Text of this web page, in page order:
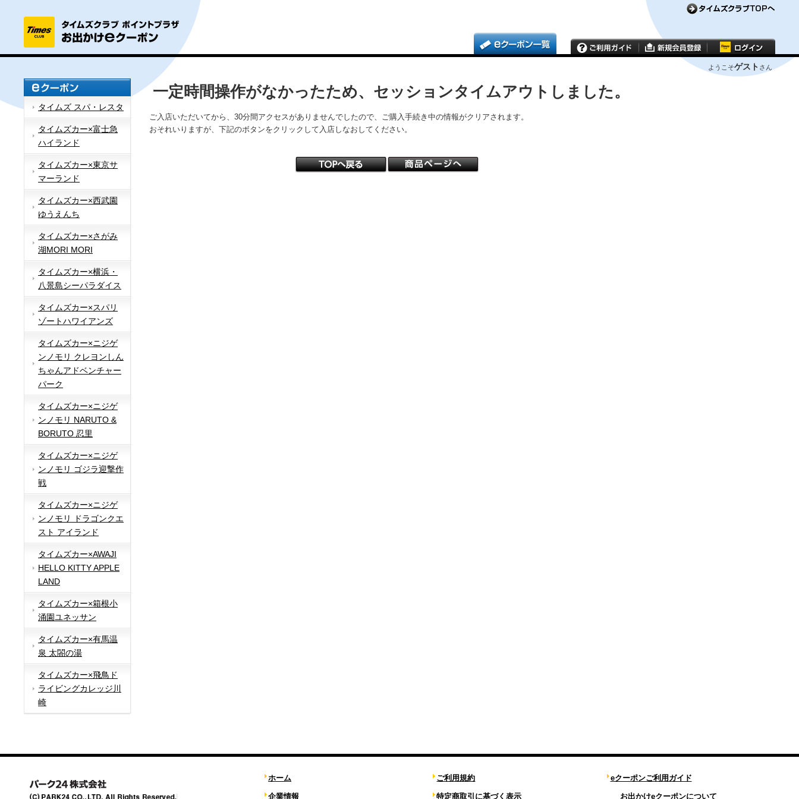
ようこそゲスト さん
タイムズ スパ・レスタ
タイムズカー×富士急
ハイランド
タイムズカー×東京サ
マーランド
タイムズカー×西武園
ゆうえんち
タイムズカー×さがみ
湖MORI MORI
タイムズカー×横浜・
八景島シーパラダイス
タイムズカー×スパリ
ゾートハワイアンズ
タイムズカー×ニジゲ
ンノモリ クレヨンしん
ちゃんアドベンチャー
パーク
タイムズカー×ニジゲ
ンノモリ NARUTO &
BORUTO 忍里
タイムズカー×ニジゲ
ンノモリ ゴジラ迎撃作
戦
タイムズカー×ニジゲ
ンノモリ ドラゴンクエ
スト アイランド
タイムズカー×AWAJI
HELLO KITTY APPLE
LAND
タイムズカー×箱根小
涌園ユネッサン
タイムズカー×有馬温
泉 太閤の湯
タイムズカー×飛鳥ド
ライビングカレッジ川
崎
一定時間操作がなかったため、セッションタイムアウトしました。
ご入店いただいてから、30分間アクセスがありませんでしたので、ご購入手続き中の情報がクリアされます。
おそれいりますが、下記のボタンをクリックして入店しなおしてください。
ホーム
企業情報
ご利用規約
特定商取引に基づく表示
eクーポンご利用ガイド
お出かけeクーポンについて